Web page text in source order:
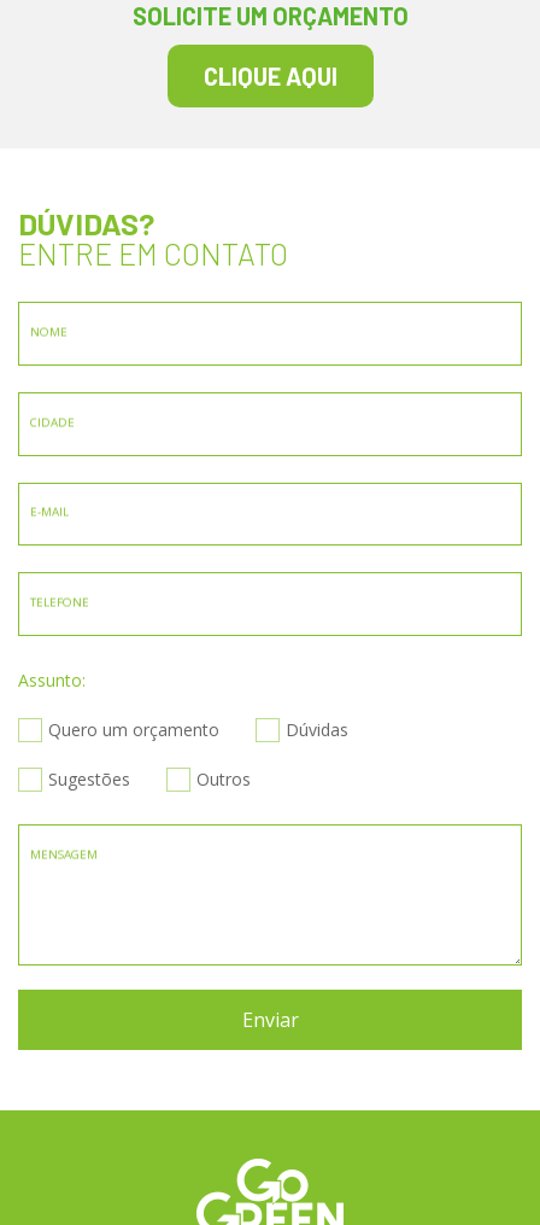
SOLICITE UM ORÇAMENTO
CLIQUE AQUI
DÚVIDAS?
ENTRE EM CONTATO
NOME
CIDADE
E-MAIL
TELEFONE
Assunto:
Quero um orçamento Dúvidas
Sugestões Outros
MENSAGEM
Enviar